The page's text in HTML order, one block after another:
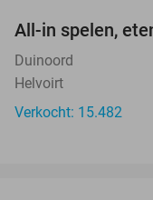
All-in spelen,
Duinoord
Helvoirt
Verkocht: 15.482